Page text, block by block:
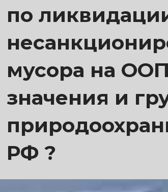
по
мусора на
значения и
РФ ?